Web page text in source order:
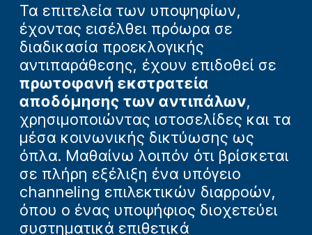
Τα επιτελεία των υποψηφίων,
έχοντας εισέλθει πρόωρα σε
διαδικασία προεκλογικής
αντιπαράθεσης, έχουν επιδοθεί σε
πρωτοφανή εκστρατεία
αποδόμησης των αντιπάλων,
χρησιμοποιώντας ιστοσελίδες και τα
μέσα κοινωνικής δικτύωσης ως
όπλα. Μαθαίνω λοιπόν ότι βρίσκεται
σε πλήρη εξέλιξη ένα υπόγειο
channeling επιλεκτικών διαρροών,
όπου ο ένας υποψήφιος διοχετεύει
συστηματικά επιθετικά